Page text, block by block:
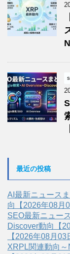
最近の投稿
AI最新ニュース
向【2026年08月
SEO最新ニュー
Discover動向【
【2026年08月
XRPL関連動向～